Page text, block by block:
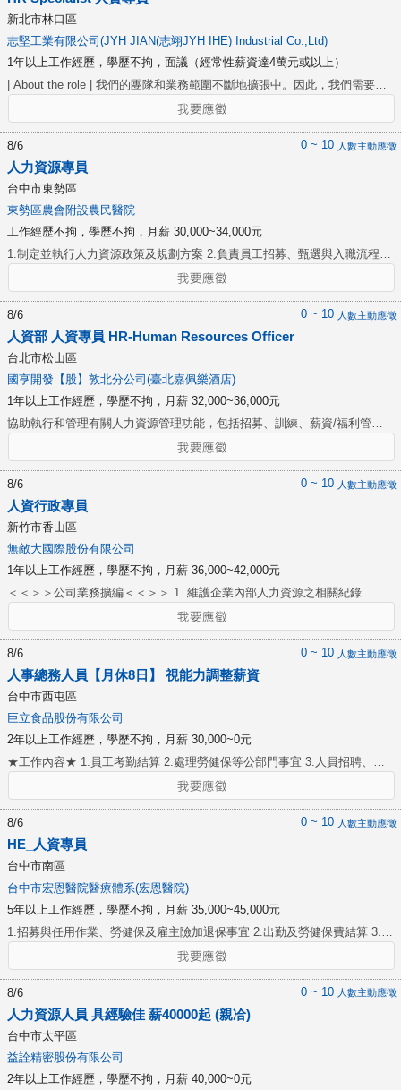
新北市林口區
志堅工業有限公司(JYH JIAN(志翊JYH IHE) Industrial Co.,Ltd)
1年以上工作經歷，學歷不拘，面議（經常性薪資達4萬元或以上）
| About the role | 我們的團隊和業務範圍不斷地擴張中。因此，我們需要一
位細心謹慎的人資專員，從第一線開始接觸同仁，處理從招募甄選、到職與
各類保險等事務，讓員工在每個環節都受到妥善關懷。處理與管理企業內部
人力相關行政手續，同時也會負責辦公室行政管理，協助我們建立系統化的
行政管理流程，妥善管理辦公室資產與文件，提升同仁的辦公效率。 | What
will you do | ▸ 釐清營運團隊的人力需求，運用合適招募管道與甄選工具尋
求人才 ▸ 處理員工到/離職作業，並管理相關文件資料 ▸ 支援管理人資行政
相關行政作業 ▸ 執行主管交辦事宜 | Who you are | ▸ 工作細心，能有條不
紊的執行任務 ▸ 適時與不同背景的人互動 ▸ 具備同理心與良好的溝通能
力，能夠理解各方立場與需求 ▸ 問題解決能力，能根據事情輕重緩和安排工
學習經驗
8/6
人力資源專員
台中市東勢區
東勢區農會附設農民醫院
工作經歷不拘，學歷不拘，月薪 30,000~34,000元
0 ~ 10 人數主動應徵
1.制定並執行人力資源政策及規劃方案 2.負責員工招募、甄選與入職流程管
理 3.管理薪酬福利方案，執行勞保、團保及薪資核算 4.撰寫與更新職務說
明書及人事資料管理 5.辦理勞資關係案件，確保合乎勞動法規 6.分析人力
資源數據，執行組織發展策略 7.規劃與執行員工培訓，提升員工專業技能
8/6
人資部 人資專員 HR-Human Resources Officer
台北市松山區
國亨開發【股】敦北分公司(臺北嘉佩樂酒店)
1年以上工作經歷，學歷不拘，月薪 32,000~36,000元
0 ~ 10 人數主動應徵
協助執行和管理有關人力資源管理功能，包括招募、訓練、薪資/福利管
理，依照法定要求處理員工關係。以便為每個部門人員提供指導和必要的支
援，以實現他們的顧客服務和任務目標。 1.協助指導管理人員進行有效招募
和面試技巧的使用方法，例如口頭介紹和書面說明，以確保雇用和留住合
格、有能力的員工。 2.協助和確保通過對所有訓練體系的管理、監督、指導
訓練課程、分析和回顧現狀並提出方法、向管理人員諮詢提供改進建議來控
制實現員工開發和利用他們最大的潛能。 3.協助監督員工績效考核以確保及
時完成評估，閱讀和分析評估目標以確保評估評論是合適的、目標是可衡量
和可完成的。領導和管理員工關係規劃和活動，比如員工認可和服務頒獎典
禮、社交活動和一般飯店會議，保持積極的員工關係氛圍。 4.協助開發、執
行和管理與所有飯店員工有關的管理政策與程式，以確保維持一個積極和有
效的工作環境。 5.公平一致地監督候選人申請條件。 6.確保遵守所有國家
的和聯盟的法律、法規和法院判決，關於當前人力資源管理實踐回顧、執行
新程式、口頭或書面溝通有任何新需求時，促進平權行動程式。 7.確保嚴格
執行飯店人力資源部資訊資產等的安全和保密性。 Assists with
administration and management of the Human Resources function to
include recruiting, training, wage/benefit administration, compliance with
statutory requirements, and the execution of employee relation activities,
to provide each department with the personnel, guidance, and support
necessary to achieve their customer service and business objectives. 1.
Assist in instruction of the management staff in effective recruiting and
interviewing techniques using methods such as verbal presentations and
written directions to ensure the hiring and retention of qualified and
efficient employees. 2. Assist and ensure that employees are developed
and utilized to their maximum potential by controlling the implementation,
administration, and monitoring of all training programs. Instruct training
classes, analyze and review current and proposed methods, and consult
with and offer recommendations to the management staff for
improvement. 3. Assist with monitoring the employee performance
appraisal programs to ensure reviews are timely. Read and analyze
evaluations and goals to ensure appraisal comments are appropriate and
goals are measurable and achievable. Direct and administer employee
relations programs and activities such as employee recognition and
service award ceremonies, social functions, and general hotel meetings to
maintain a positive employee relations climate. 4. Assist with the
development, implementation, and administration of policies and programs
8/6
人資行政專員
新竹市香山區
無敵大國際股份有限公司
1年以上工作經歷，學歷不拘，月薪 36,000~42,000元
0 ~ 10 人數主動應徵
＜＜＞＞公司業務擴編＜＜＞＞ 1. 維護企業內部人力資源之相關紀錄
（如：員工基本資料、勞動契約、工作說明書、出缺勤紀錄等）。 2. 門店
新進/離職員工勞健保、團保加退保作業。 3. 協助核算門店薪酬及發放作
業、薪資二代健保/薪資所得稅扣繳及申報作業。 4. 處理勞工保險/團險傷病
給付申請理賠等相關事宜。 5. 人力資源相關文件之更新與管理。 6. 熟悉人
資法規（如：勞基法、勞動相關法令)。 7. 規劃與協調所有與員工相關的問
題（如：雇用契約、勞動相關法令、員工關係等）。 8.調解勞資爭議、處理
員工資遣解雇等特殊人力資源相關事務。 9.一般文書資料處理、行政庶務協
助等。 10.協助財務長交辦事項。
8/6
人事總務人員【月休8日】 視能力調整薪資
台中市西屯區
巨立食品股份有限公司
2年以上工作經歷，學歷不拘，月薪 30,000~0元
0 ~ 10 人數主動應徵
★工作內容★ 1.員工考勤結算 2.處理勞健保等公部門事宜 3.人員招聘、便
當訂購 4.庫存盤點訂購、與廠商對接 5.車輛管理、繳納ETC、罰單轉責辦
理 6.費用申請與核帳 7.其他主管交辦事項 ◆學長姐手把手教學，不用擔心
新人入職不熟悉◆ ◆薪資隨職務能力調整◆ ◆月休8天，排休制◆ ★福利★
1.勞健保 2.特休、生理假等法定假別 3.中午供餐/誤餐費 4.全勤獎金 5.員工
購買優惠
8/6
HE_人資專員
台中市南區
台中市宏恩醫院醫療體系(宏恩醫院)
5年以上工作經歷，學歷不拘，月薪 35,000~45,000元
0 ~ 10 人數主動應徵
1.招募與任用作業、勞健保及雇主險加退保事宜 2.出勤及勞健保費結算 3.考
核作業 4.調解勞資爭議、處理員工資遣解雇等特殊人力資源相關議題。 5.
員工關係管理、回覆員工諮詢問題 6.工作/請假規則依法令更新調整 7.報備
支援作業 8.辦理勞工保險(職災/育嬰留停/留職停薪) 9.年度勞工健檢作業 10.
每月政府相關事宜申報 11.院區督考及評鑑作業 12.主管交辦事項
******************************************************* 人資或醫管畢可，或人事
總務經驗可。
8/6
人力資源人員 具經驗佳 薪40000起 (親冾)
台中市太平區
益詮精密股份有限公司
2年以上工作經歷，學歷不拘，月薪 40,000~0元
0 ~ 10 人數主動應徵